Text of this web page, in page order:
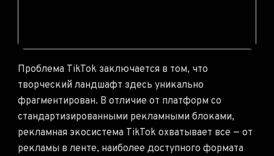
Проблема TikTok заключается в том, что
творческий ландшафт здесь уникально
фрагментирован. В отличие от платформ со
стандартизированными рекламными блоками,
рекламная экосистема TikTok охватывает все — от
рекламы в ленте, наиболее доступного формата